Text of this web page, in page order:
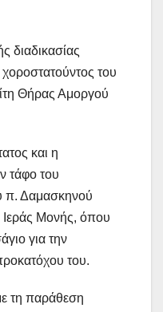
διαδικασίας
του
Θήρας Αμοργού
και η
τάφο του
π. Δαμασκηνού
Ιεράς Μονής, όπου
για την
του.
τη παράθεση